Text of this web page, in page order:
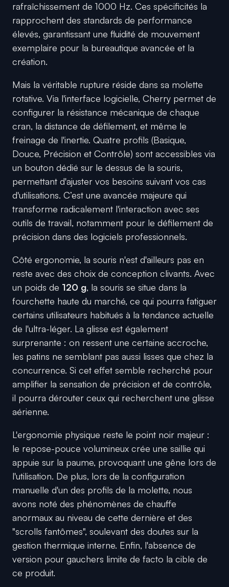
rafraîchissement de 1000 Hz. Ces spécificités la
rapprochent des standards de performance
élevés, garantissant une fluidité de mouvement
exemplaire pour la bureautique avancée et la
création.
Mais la véritable rupture réside dans sa molette
rotative. Via l'interface logicielle, Cherry permet de
configurer la résistance mécanique de chaque
cran, la distance de défilement, et même le
freinage de l'inertie. Quatre profils (Basique,
Douce, Précision et Contrôle) sont accessibles via
un bouton dédié sur le dessus de la souris,
permettant d'ajuster vos besoins suivant vos cas
d'utilisations. C’est une avancée majeure qui
transforme radicalement l'interaction avec ses
outils de travail, notamment pour le défilement de
précision dans des logiciels professionnels.
Côté ergonomie, la souris n'est d'ailleurs pas en
reste avec des choix de conception clivants. Avec
un poids de 120 g, la souris se situe dans la
fourchette haute du marché, ce qui pourra fatiguer
certains utilisateurs habitués à la tendance actuelle
de l'ultra-léger. La glisse est également
surprenante : on ressent une certaine accroche,
les patins ne semblant pas aussi lisses que chez la
concurrence. Si cet effet semble recherché pour
amplifier la sensation de précision et de contrôle,
il pourra dérouter ceux qui recherchent une glisse
aérienne.
L'ergonomie physique reste le point noir majeur :
le repose-pouce volumineux crée une saillie qui
appuie sur la paume, provoquant une gêne lors de
l'utilisation. De plus, lors de la configuration
manuelle d'un des profils de la molette, nous
avons noté des phénomènes de chauffe
anormaux au niveau de cette dernière et des
"scrolls fantômes", soulevant des doutes sur la
gestion thermique interne. Enfin, l'absence de
version pour gauchers limite de facto la cible de
ce produit.